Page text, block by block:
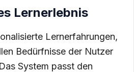
Lernerlebnis
Lernerfahrungen,
Bedürfnisse der Nutzer
System passt den